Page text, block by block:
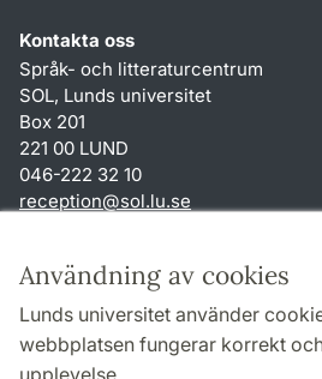
Användning av cookies
Lunds universitet använder
webbplatsen fungerar korrekt
upplevelse.
Kontakta oss
Språk- och litteraturcentrum
SOL, Lunds universitet
Box 201
221 00 LUND
046-222 32 10
reception@sol.lu.se
Genvägar
Om webbplatsen och cookies
Behandling av personuppgifter
Tillgänglighetsredogörelse